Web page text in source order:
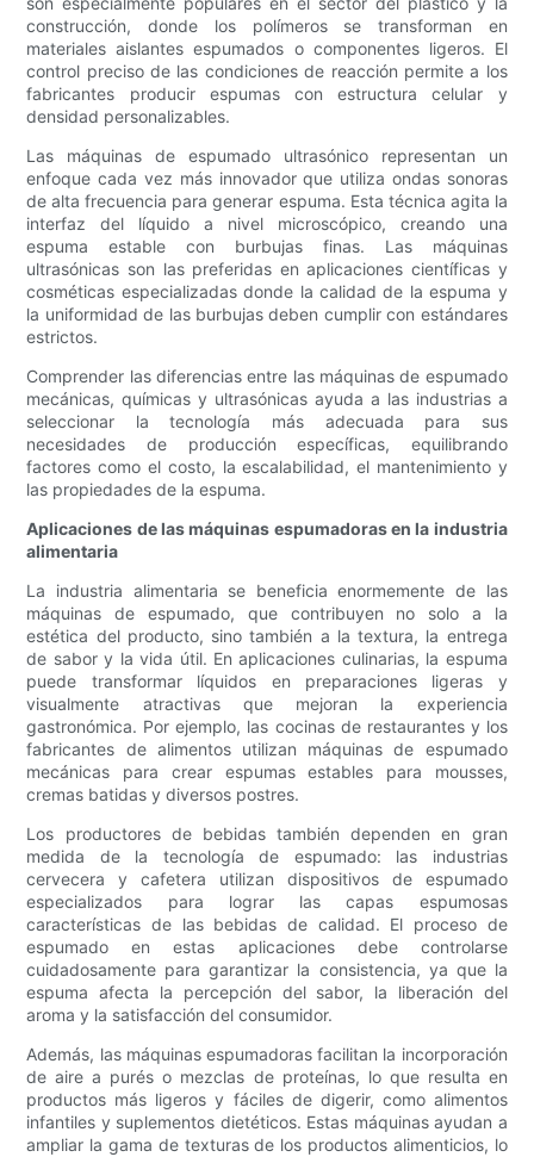
construcción, donde los polímeros se transforman en
materiales aislantes espumados o componentes ligeros. El
control preciso de las condiciones de reacción permite a los
fabricantes producir espumas con estructura celular y
densidad personalizables.
Las máquinas de espumado ultrasónico representan un
enfoque cada vez más innovador que utiliza ondas sonoras
de alta frecuencia para generar espuma. Esta técnica agita la
interfaz del líquido a nivel microscópico, creando una
espuma estable con burbujas finas. Las máquinas
ultrasónicas son las preferidas en aplicaciones científicas y
cosméticas especializadas donde la calidad de la espuma y
la uniformidad de las burbujas deben cumplir con estándares
estrictos.
Comprender las diferencias entre las máquinas de espumado
mecánicas, químicas y ultrasónicas ayuda a las industrias a
seleccionar la tecnología más adecuada para sus
necesidades de producción específicas, equilibrando
factores como el costo, la escalabilidad, el mantenimiento y
las propiedades de la espuma.
Aplicaciones de las máquinas espumadoras en la industria
alimentaria
La industria alimentaria se beneficia enormemente de las
máquinas de espumado, que contribuyen no solo a la
estética del producto, sino también a la textura, la entrega
de sabor y la vida útil. En aplicaciones culinarias, la espuma
puede transformar líquidos en preparaciones ligeras y
visualmente atractivas que mejoran la experiencia
gastronómica. Por ejemplo, las cocinas de restaurantes y los
fabricantes de alimentos utilizan máquinas de espumado
mecánicas para crear espumas estables para mousses,
cremas batidas y diversos postres.
Los productores de bebidas también dependen en gran
medida de la tecnología de espumado: las industrias
cervecera y cafetera utilizan dispositivos de espumado
especializados para lograr las capas espumosas
características de las bebidas de calidad. El proceso de
espumado en estas aplicaciones debe controlarse
cuidadosamente para garantizar la consistencia, ya que la
espuma afecta la percepción del sabor, la liberación del
aroma y la satisfacción del consumidor.
Además, las máquinas espumadoras facilitan la incorporación
de aire a purés o mezclas de proteínas, lo que resulta en
productos más ligeros y fáciles de digerir, como alimentos
infantiles y suplementos dietéticos. Estas máquinas ayudan a
ampliar la gama de texturas de los productos alimenticios, lo